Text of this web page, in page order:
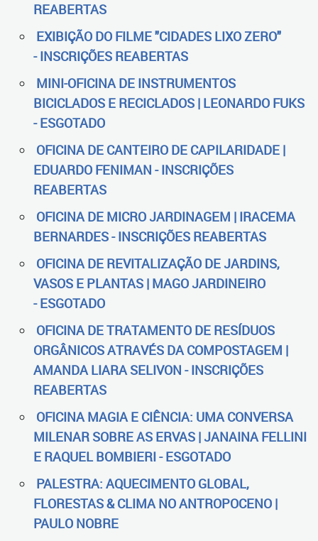
REABERTAS
EXIBIÇÃO DO FILME "CIDADES LIXO ZERO"
- INSCRIÇÕES REABERTAS
MINI-OFICINA DE INSTRUMENTOS
BICICLADOS E RECICLADOS | LEONARDO FUKS
- ESGOTADO
OFICINA DE CANTEIRO DE CAPILARIDADE |
EDUARDO FENIMAN - INSCRIÇÕES
REABERTAS
OFICINA DE MICRO JARDINAGEM | IRACEMA
BERNARDES - INSCRIÇÕES REABERTAS
OFICINA DE REVITALIZAÇÃO DE JARDINS,
VASOS E PLANTAS | MAGO JARDINEIRO
- ESGOTADO
OFICINA DE TRATAMENTO DE RESÍDUOS
ORGÂNICOS ATRAVÉS DA COMPOSTAGEM |
AMANDA LIARA SELIVON - INSCRIÇÕES
REABERTAS
OFICINA MAGIA E CIÊNCIA: UMA CONVERSA
MILENAR SOBRE AS ERVAS | JANAINA FELLINI
E RAQUEL BOMBIERI - ESGOTADO
PALESTRA: AQUECIMENTO GLOBAL,
FLORESTAS & CLIMA NO ANTROPOCENO |
PAULO NOBRE